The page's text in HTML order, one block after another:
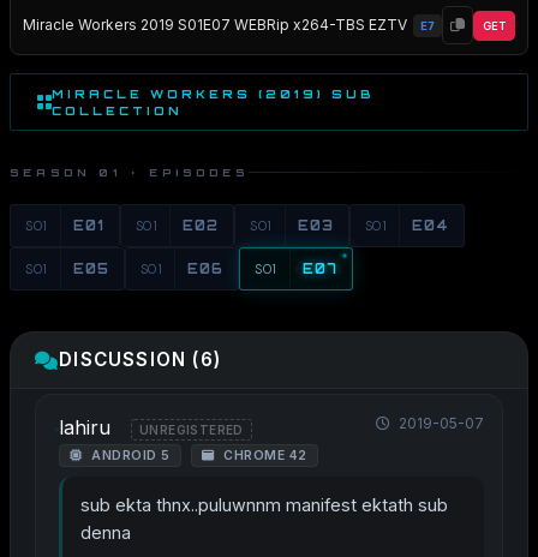
Miracle Workers 2019 S01E07 WEBRip x264-TBS EZTV E7 GET
MIRACLE WORKERS (2019) SUB
COLLECTION
SEASON 01 · EPISODES
S01 E01 S01 E02 S01 E03 S01 E04
S01 E05 S01 E06 S01 E07
DISCUSSION (6)
lahiru UNREGISTERED
ANDROID 5 CHROME 42
2019-05-07
sub ekta thnx..puluwnnm manifest ektath sub
denna